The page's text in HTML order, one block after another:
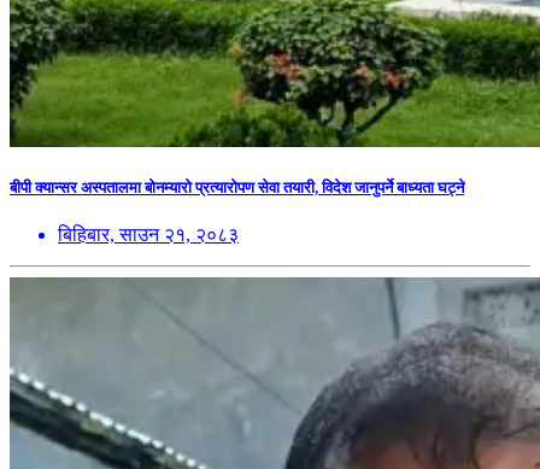
बीपी क्यान्सर अस्पतालमा बोनम्यारो प्रत्यारोपण सेवा तयारी, विदेश जानुपर्ने बाध्यता घट्ने
बिहिबार, साउन २१, २०८३